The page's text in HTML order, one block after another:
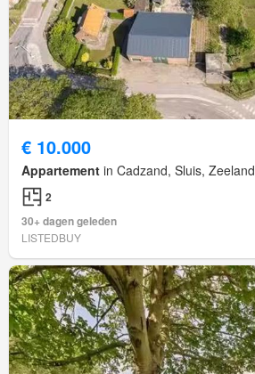
€ 10.000
Appartement in Cadzand, Sluis, Zeeland
2
30+ dagen geleden
LISTEDBUY